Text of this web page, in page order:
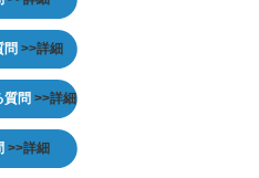
問 >>詳細
質問 >>詳細
>>詳細